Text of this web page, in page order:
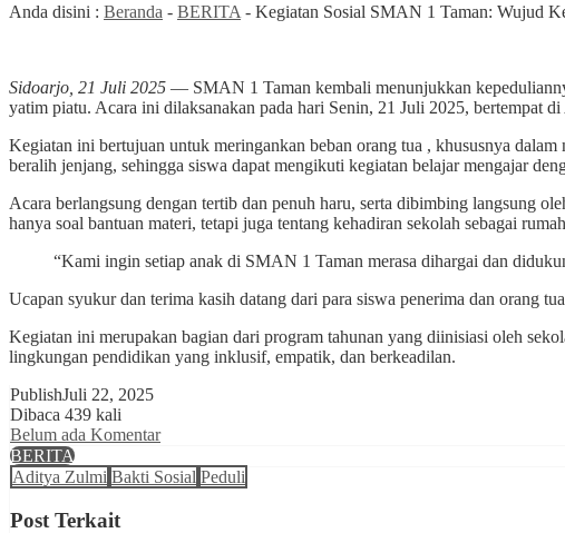
Anda disini : Beranda - BERITA - Kegiatan Sosial SMAN 1 Taman: Wujud
Sidoarjo, 21 Juli 2025 — SMAN 1 Taman kembali menunjukkan
yatim piatu. Acara ini dilaksanakan pada hari Senin, 21 Juli 2025, bertempat
Kegiatan ini bertujuan untuk meringankan beban orang tua , khususnya
beralih jenjang, sehingga siswa dapat mengikuti kegiatan belajar mengajar
Acara berlangsung dengan tertib dan penuh haru, serta dibimbing langsung
hanya soal bantuan materi, tetapi juga tentang kehadiran sekolah sebagai
“Kami ingin setiap anak di SMAN 1 Taman merasa dihargai dan
Ucapan syukur dan terima kasih datang dari para siswa penerima dan orang
Kegiatan ini merupakan bagian dari program tahunan yang diinisiasi oleh
lingkungan pendidikan yang inklusif, empatik, dan berkeadilan.
PublishJuli 22, 2025
Dibaca 439 kali
Belum ada Komentar
BERITA
Aditya Zulmi Bakti Sosial Peduli
Post Terkait